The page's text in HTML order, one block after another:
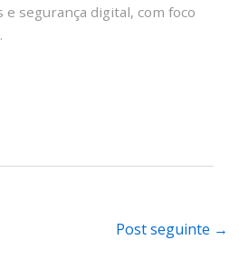
segurança digital, com foco
Post seguinte →